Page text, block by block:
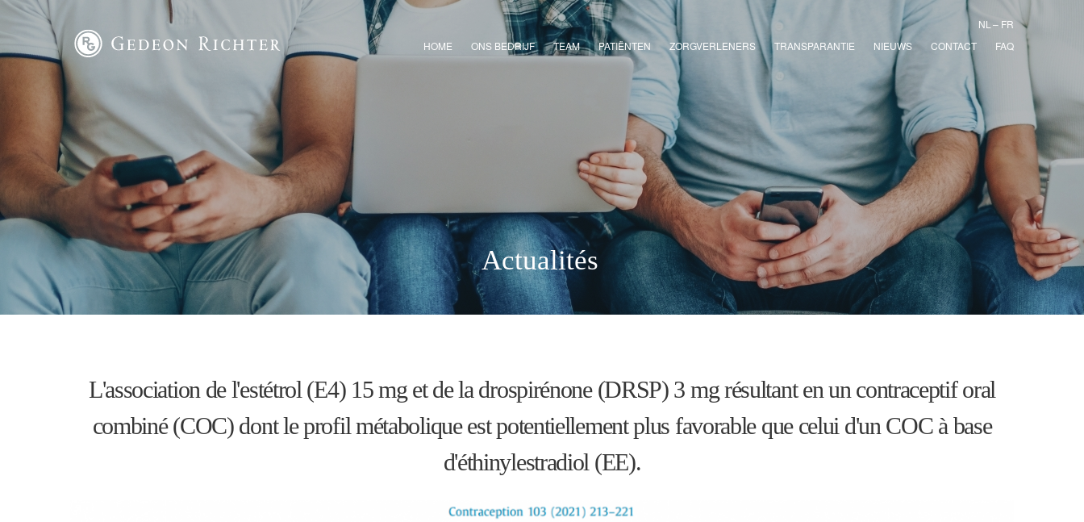
NL
FR
HOME
ONS BEDRIJF TEAM PATIËNTEN ZORGVERLENERS TRANSPARANTIE NIEUWS CONTACT FAQ
Actualités
L'association de l'estétrol (E4) 15 mg et de la drospirénone (DRSP) 3 mg résultant en un contraceptif oral
combiné (COC) dont le profil métabolique est potentiellement plus favorable que celui d'un COC à base
d'éthinylestradiol (EE).